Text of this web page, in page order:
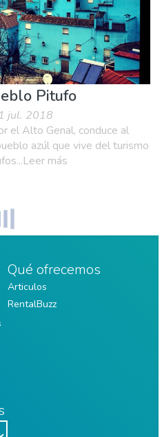
Pitufo
jul. 2018
el Alto Genal, conduce al
azúl que vive del turismo
más
Qué ofrecemos
Articulos
RentalBuzz